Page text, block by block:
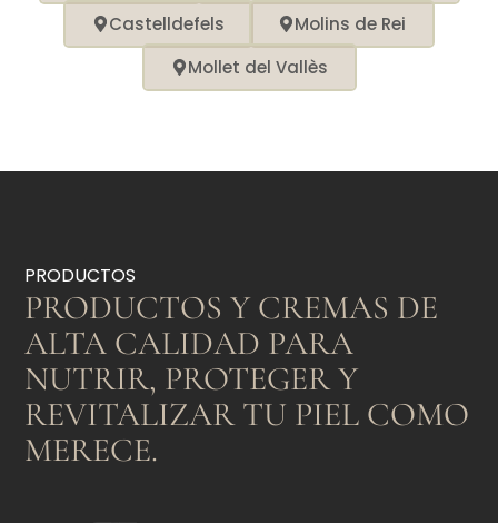
Castelldefels
Molins de Rei
Mollet del Vallès
PRODUCTOS
PRODUCTOS Y CREMAS DE
ALTA CALIDAD PARA
NUTRIR, PROTEGER Y
REVITALIZAR TU PIEL COMO
MERECE.